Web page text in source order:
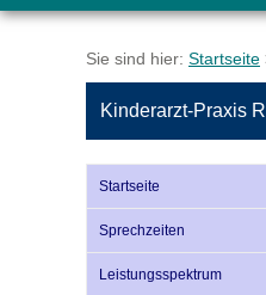
Sie sind hier: Startseite
Kinderarzt-Praxis
Startseite
Sprechzeiten
Leistungsspektrum